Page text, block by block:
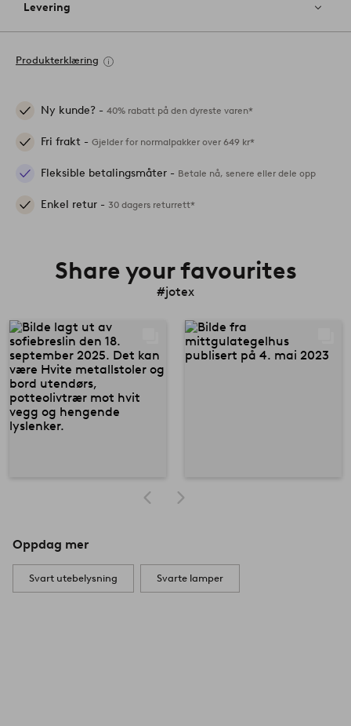
Levering
Produkterklæring
Ny kunde? - 40% rabatt på den dyreste varen*
Fri frakt - Gjelder for normalpakker over 649 kr*
Fleksible betalingsmåter - Betale nå, senere eller dele opp
Enkel retur - 30 dagers returrett*
Share your favourites
#jotex
Oppdag mer
Svart utebelysning Svarte lamper